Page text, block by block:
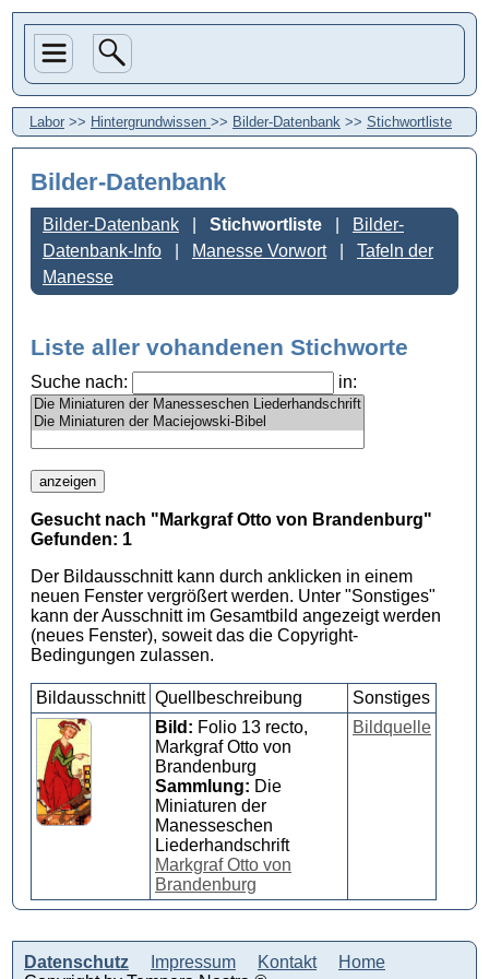
Labor >> Hintergrundwissen >> Bilder-Datenbank >> Stichwortliste
Bilder-Datenbank
Bilder-Datenbank Stichwortliste
Bilder-
Datenbank-Info
Manesse Vorwort
Tafeln der
Manesse
Liste aller vohandenen Stichworte
Suche nach: in:
Gesucht nach "Markgraf Otto von Brandenburg"
Gefunden: 1
Der Bildausschnitt kann durch anklicken in einem
neuen Fenster vergrößert werden. Unter "Sonstiges"
kann der Ausschnitt im Gesamtbild angezeigt werden
(neues Fenster), soweit das die Copyright-
Bedingungen zulassen.
Bildausschnitt Quellbeschreibung
Sonstiges
Bild: Folio 13 recto,
Markgraf Otto von
Brandenburg
Sammlung: Die
Miniaturen der
Manesseschen
Liederhandschrift
Markgraf Otto von
Brandenburg
Bildquelle
Datenschutz Impressum Kontakt
Home